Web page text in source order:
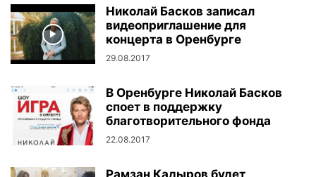
Николай Басков записал
видеоприглашение для
концерта в Оренбурге
29.08.2017
В Оренбурге Николай Басков
споет в поддержку
благотворительного фонда
22.08.2017
Рамзан Кадыров будет